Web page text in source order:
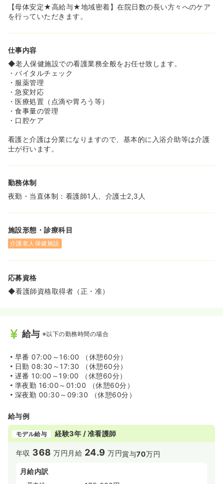
す。これまで病院で患者様に寄り添いたいけど、時間がな
かった・・・！そんな人にぜひおすすめできるところで
◆残業は少なくで定時で帰れることが多いです。
◆残業しない風土、お互いに協力しあう風土があります♪
【母体安定★高給与★地域密着】在院日数の長い方々へのケア
を行っていただきます。
仕事内容
◆老人保健施設での看護業務全般をお任せ致します。
・バイタルチェック
・服薬管理
・急変対応
・医療処置（点滴や胃ろう等）
・食事量の管理
・口腔ケア
看護と介護は分業になりますので、基本的に入浴介助等は介護
士が行います。
勤務体制
夜勤・当直体制：看護師1人、介護士2,3人
施設形態・診療科目
介護老人保健施設
応募資格
◆看護師資格取得者（正・准）
給与 ※以下の勤務時間の場合
早番 07:00～16:00 （休憩60分）
日勤 08:30～17:30 （休憩60分）
遅番 10:00～19:00 （休憩60分）
準夜勤 16:00～01:00 （休憩60分）
深夜勤 00:30～09:30 （休憩60分）
給与例
モデル給与 経験3年 / 准看護師
年収 368 万円 月給 24.9 万円賞与70万円
月給内訳